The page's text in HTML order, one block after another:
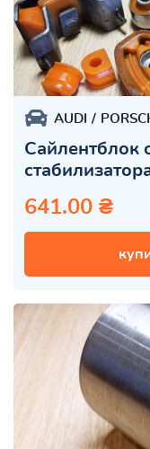
AUDI
Сайлентблок
641.00 ₴